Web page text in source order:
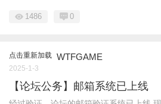
1486 0
点击重新加载 WTFGAME
2025-1-3
【论坛公务】邮箱系统已上线